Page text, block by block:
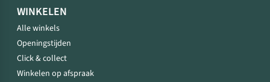
WINKELEN
Alle winkels
Openingstijden
Click & collect
Winkelen op afspraak